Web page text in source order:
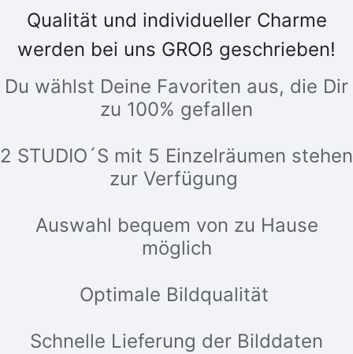
Qualität und individueller Charme
werden bei uns GROß geschrieben!
Du wählst Deine Favoriten aus, die Dir
zu 100% gefallen
2 STUDIO´S mit 5 Einzelräumen stehen
zur Verfügung
Auswahl bequem von zu Hause
möglich
Optimale Bildqualität
Schnelle Lieferung der Bilddaten